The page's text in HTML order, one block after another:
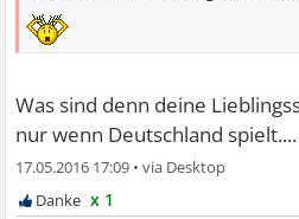
Was sind denn deine
nur wenn Deutschland spielt....
17.05.2016 17:09 •
x 1